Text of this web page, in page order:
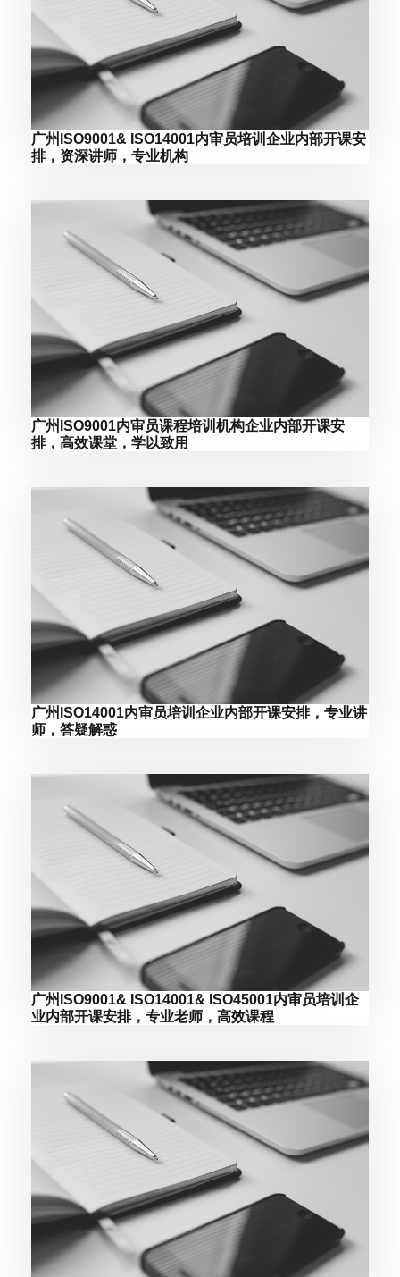
广州ISO9001& ISO14001内审员培训企业内部开课安
排，资深讲师，专业机构
广州ISO9001内审员课程培训机构企业内部开课安
排，高效课堂，学以致用
广州ISO14001内审员培训企业内部开课安排，专业讲
师，答疑解惑
广州ISO9001& ISO14001& ISO45001内审员培训企
业内部开课安排，专业老师，高效课程